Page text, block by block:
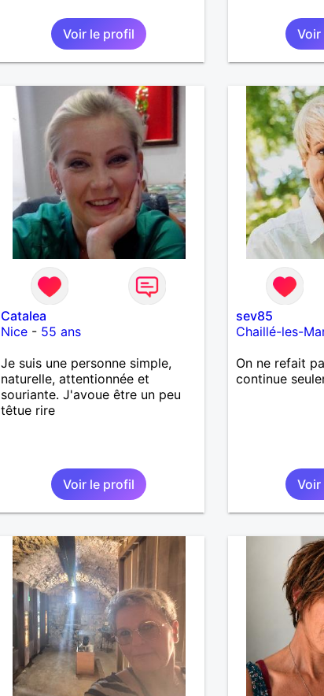
Voir le profil
Catalea
Nice- 55 ans
Je suis une personne simple,
naturelle, attentionnée et
souriante. J'avoue être un peu
têtue rire
Voir le profil
sev85
Chaillé-les-
On ne refait
continue